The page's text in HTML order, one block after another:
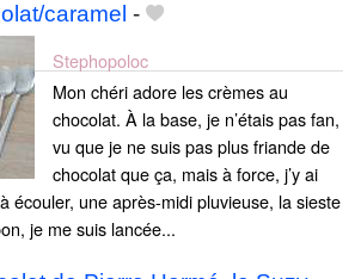
caramel -
Stephopoloc
Mon chéri adore les crèmes au
chocolat. À la base, je n’étais pas fan,
vu que je ne suis pas plus friande de
chocolat que ça, mais à force, j’y ai
écouler, une après-midi pluvieuse, la sieste
je me suis lancée...